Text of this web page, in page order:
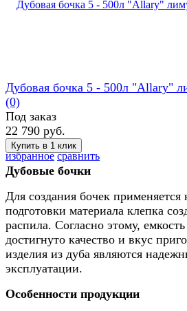
избранное сравнить
Дубовая бочка 5 - 500л "Allary"
(0)
Под заказ
22 790 руб.
Дубовые бочки
Для создания бочек
подготовки материала клепка
распила. Согласно этому,
достигнуто качество и вкус
изделия из дуба являются
эксплуатации.
Особенности продукции